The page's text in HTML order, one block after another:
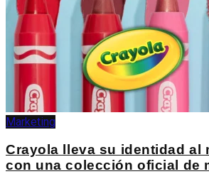
Marketing
Crayola lleva su identidad al
con una colección oficial de